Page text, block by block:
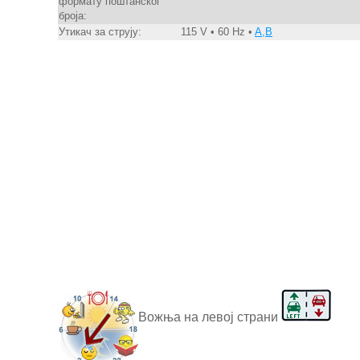
броја:
Утикач за струју:
115 V • 60 Hz • A,B
Вожња на левој страни